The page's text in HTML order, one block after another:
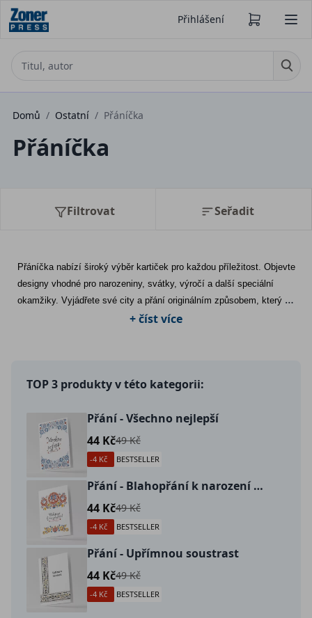
Přihlášení
Domů / Ostatní / Přáníčka
Přáníčka
Filtrovat Seřadit
Přáníčka nabízí široký výběr kartiček pro každou příležitost. Objevte
designy vhodné pro narozeniny, svátky, výročí a další speciální
okamžiky. Vyjádřete své city a přání originálním způsobem, který
potěší vaše blízké a přátelé.+ číst více
TOP 3 produkty v této kategorii:
Přání - Všechno nejlepší
44 Kč49 Kč
-4 Kč BESTSELLER
Přání - Blahopřání k narození dítěte
44 Kč49 Kč
-4 Kč BESTSELLER
Přání - Upřímnou soustrast
44 Kč49 Kč
-4 Kč BESTSELLER